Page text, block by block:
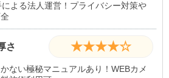
よる法人運営！プライバシー対策や
さ ★★★★☆
ない極秘マニュアルあり！WEBカメ